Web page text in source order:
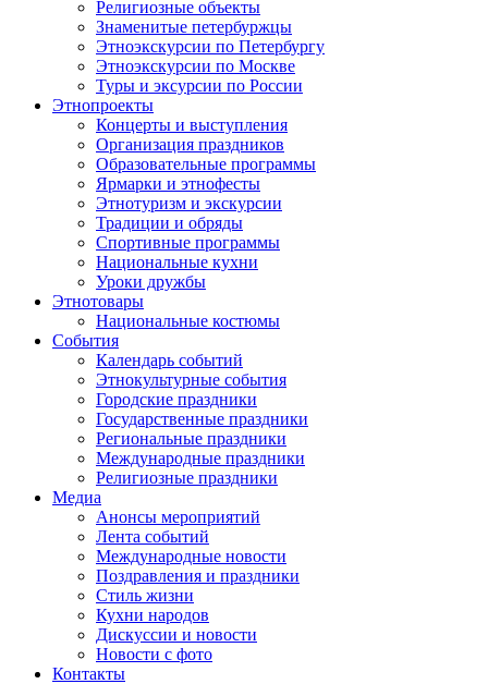
Религиозные объекты
Знаменитые петербуржцы
Этноэкскурсии по Петербургу
Этноэкскурсии по Москве
Туры и эксурсии по России
Этнопроекты
Концерты и выступления
Организация праздников
Образовательные программы
Ярмарки и этнофесты
Этнотуризм и экскурсии
Традиции и обряды
Спортивные программы
Национальные кухни
Уроки дружбы
Этнотовары
Национальные костюмы
События
Календарь событий
Этнокультурные события
Городские праздники
Государственные праздники
Региональные праздники
Международные праздники
Религиозные праздники
Медиа
Анонсы мероприятий
Лента событий
Международные новости
Поздравления и праздники
Cтиль жизни
Кухни народов
Дискуссии и новости
Новости с фото
Контакты